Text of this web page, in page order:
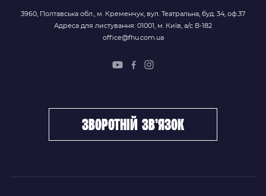
3960, Полтавська обл., м. Кременчук, вул. Театральна, буд. 34, оф.37
Адреса для листування: 01001, м. Київ, а/с В-182
office@fhu.com.ua
зворотній зв’язок